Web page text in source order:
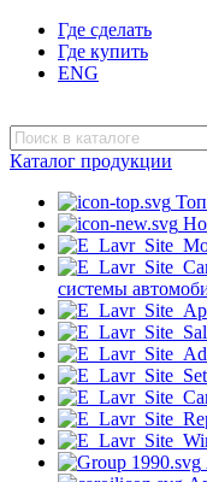
Где сделать
Где купить
ENG
Каталог продукции
системы